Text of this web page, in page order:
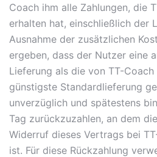
Coach ihm alle Zahlungen, die
erhalten hat, einschließlich der
Ausnahme der zusätzlichen
ergeben, dass der Nutzer eine
Lieferung als die von TT-Coach
günstigste Standardlieferung
unverzüglich und spätestens
Tag zurückzuzahlen, an dem
Widerruf dieses Vertrags bei
ist. Für diese Rückzahlung